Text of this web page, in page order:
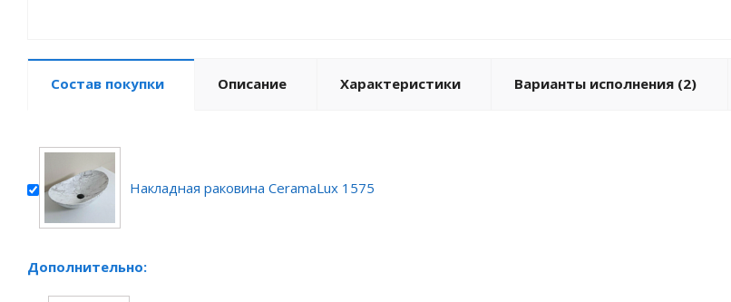
Состав покупки Описание Характеристики Варианты исполнения (2)
Накладная раковина CeramaLux 1575
Дополнительно: